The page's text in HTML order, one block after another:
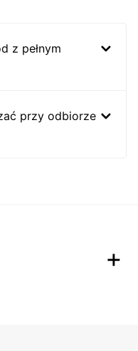
z pełnym
przy odbiorze